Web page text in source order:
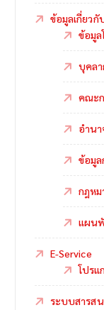
ข้อมูลเกี่ยวกั
ข้อมูล
บุคลา
คณะ
อำน
ข้อมู
กฎหม
แผน
E-Service
โปร
ระบบสารส